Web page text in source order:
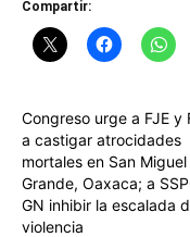
Compartir:
Congreso urge a FJE y
a castigar atrocidades
mortales en San Miguel
Grande, Oaxaca; a
GN inhibir la escalada
violencia